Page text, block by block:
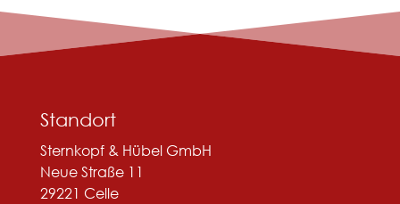
Standort
Sternkopf & Hübel GmbH
Neue Straße 11
29221 Celle